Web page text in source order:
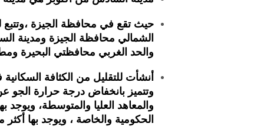
حيث تقع في محافظة الجيزة ،وتتبع
الشمالي محافظة الجيزة ومدينة
والحد الغربي محافظتي البحيرة
أنشأت للتقليل من الكثافة
وتتميز بانخفاض درجة حرارة الجو
والمعاهد العليا والمتوسطة،
الحكومية والخاصة ، ويوجد بها